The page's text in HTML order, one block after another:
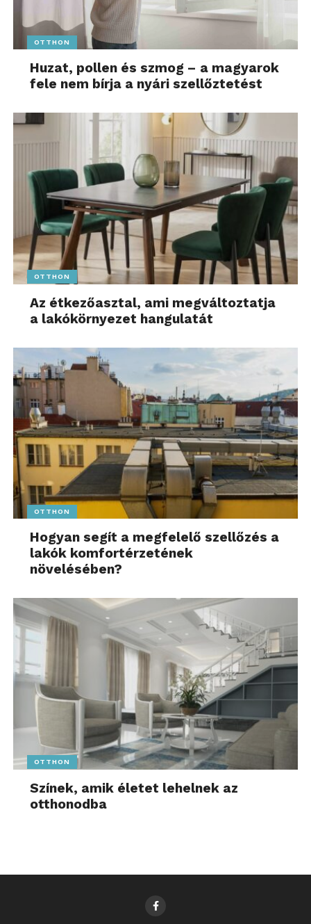
OTTHON
Huzat, pollen és szmog – a magyarok
fele nem bírja a nyári szellőztetést
OTTHON
Az étkezőasztal, ami megváltoztatja
a lakókörnyezet hangulatát
OTTHON
Hogyan segít a megfelelő szellőzés a
lakók komfortérzetének
növelésében?
OTTHON
Színek, amik életet lehelnek az
otthonodba